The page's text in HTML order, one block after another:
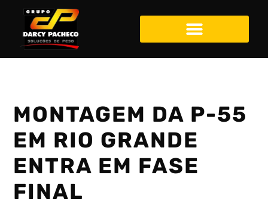
MONTAGEM DA P-55
EM RIO GRANDE
ENTRA EM FASE
FINAL